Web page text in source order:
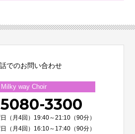
でのお問い合わせ
Milky way Choir
3300
（月4回）19:40～21:10（90分）
（月4回）16:10～17:40（90分）